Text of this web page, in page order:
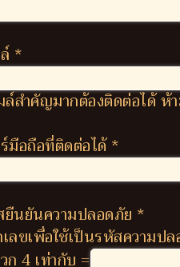
*
ล์สำคัญมากต้องติดต่อได้ ห้
มือถือที่ติดต่อได้*
นยันความปลอดภัย *
ลขเพื่อใช้เป็นรหัสความป
ก 4 เท่ากับ =